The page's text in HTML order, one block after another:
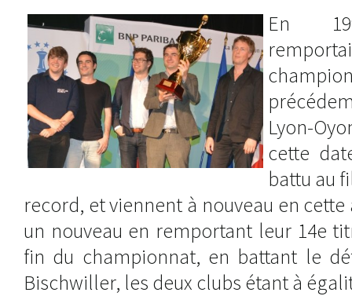
En
Lyon-
cette
battu au
record, et viennent à nouveau en
un nouveau en remportant leur 14e
fin du championnat, en battant le
Bischwiller, les deux clubs étant à